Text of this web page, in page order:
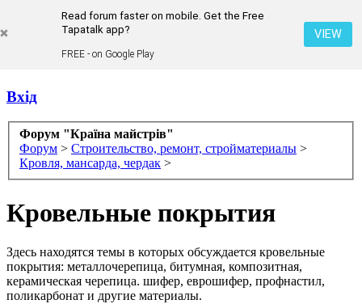
Read forum faster on mobile. Get the Free
Tapatalk app?
FREE - on Google Play
VIEW
Вхід
Форум "Країна майстрів"
Форум > Строительство, ремонт, стройматериалы >
Кровля, мансарда, чердак >
Кровельные покрытия
Здесь находятся темы в которых обсуждается кровельные
покрытия: металлочерепица, битумная, композитная,
керамическая черепица. шифер, еврошифер, профнастил,
поликарбонат и другие материалы.